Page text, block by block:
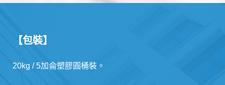
【包裝】
20kg / 5加侖塑膠圓桶裝。